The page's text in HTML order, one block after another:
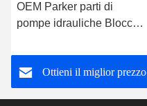
OEM Parker parti di
pompe idrauliche Blocco
65 33 38
Ottieni il miglior prezzo